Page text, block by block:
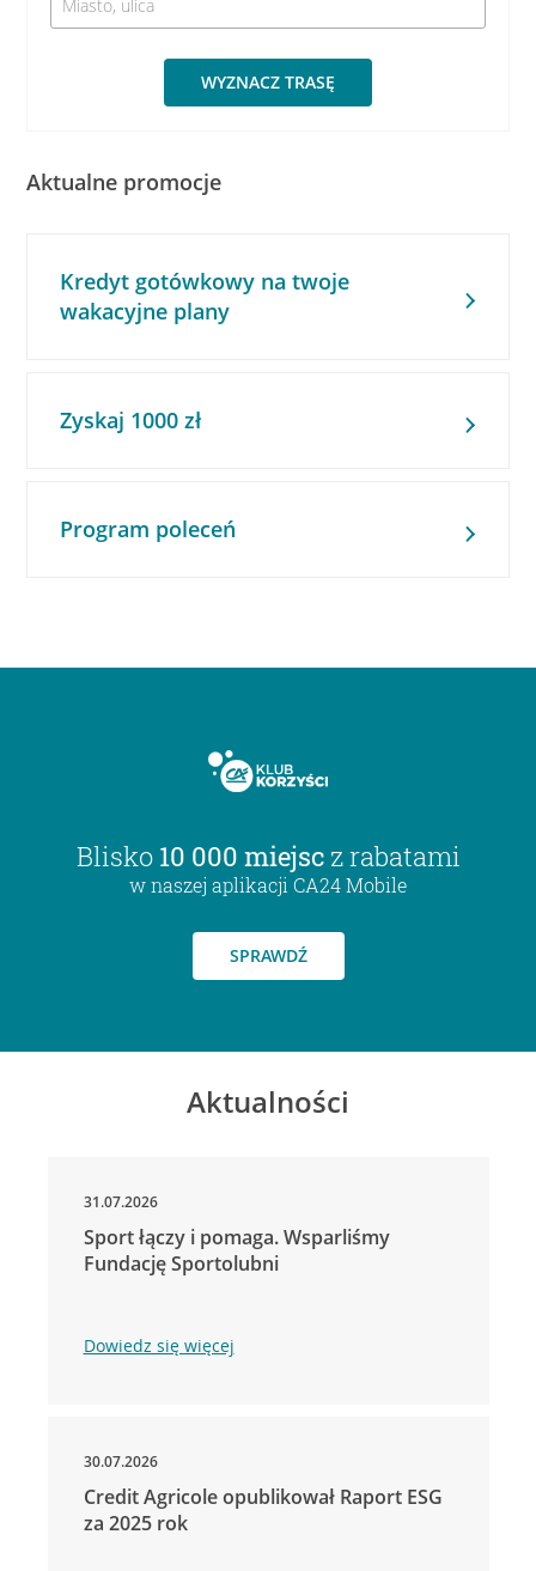
WYZNACZ TRASĘ
Aktualne promocje
Kredyt gotówkowy na twoje
wakacyjne plany
Zyskaj 1000 zł
Program poleceń
Blisko 10 000 miejsc z rabatami
w naszej aplikacji CA24 Mobile
SPRAWDŹ
Aktualności
31.07.2026
Sport łączy i pomaga. Wsparliśmy
Fundację Sportolubni
Dowiedz się więcej
30.07.2026
Credit Agricole opublikował Raport ESG
za 2025 rok